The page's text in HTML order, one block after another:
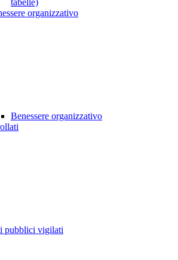
tabelle)
organizzativo
Benessere organizzativo
pubblici vigilati